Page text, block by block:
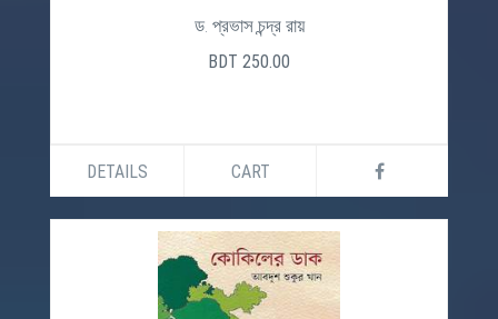
ড. প্রভাস চন্দ্র রায়
BDT 250.00
DETAILS CART